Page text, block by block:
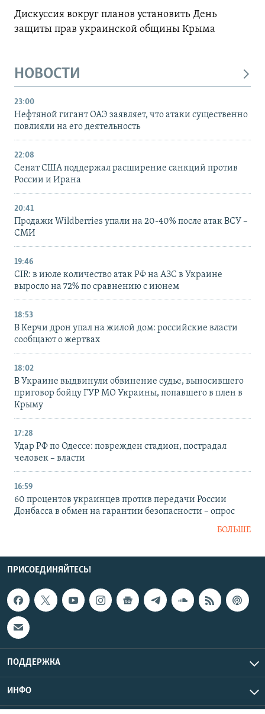
Дискуссия вокруг планов установить День
защиты прав украинской общины Крыма
НОВОСТИ
23:00
Нефтяной гигант ОАЭ заявляет, что атаки существенно
повлияли на его деятельность
22:08
Сенат США поддержал расширение санкций против
России и Ирана
20:41
Продажи Wildberries упали на 20-40% после атак ВСУ –
СМИ
19:46
CIR: в июле количество атак РФ на АЗС в Украине
выросло на 72% по сравнению с июнем
18:53
В Керчи дрон упал на жилой дом: российские власти
сообщают о жертвах
18:02
В Украине выдвинули обвинение судье, выносившего
приговор бойцу ГУР МО Украины, попавшего в плен в
Крыму
17:28
Удар РФ по Одессе: поврежден стадион, пострадал
человек – власти
16:59
60 процентов украинцев против передачи России
Донбасса в обмен на гарантии безопасности – опрос
БОЛЬШЕ
ПРИСОЕДИНЯЙТЕСЬ!
ПОДДЕРЖКА
ИНФО